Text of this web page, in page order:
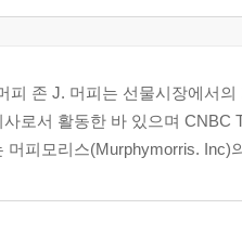
: 시장간 비교분석
존 J. 머피는 선물시장에서의
로서 활동한 바 있으며
머피모리스(Murphymorris.